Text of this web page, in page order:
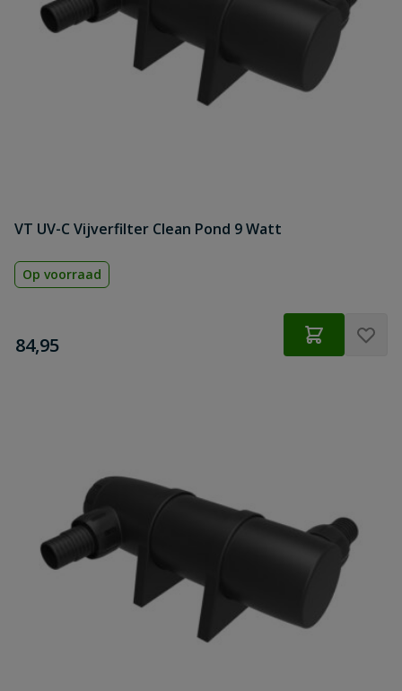
VT UV-C Vijverfilter Clean Pond 9 Watt
Op voorraad
€
84,95